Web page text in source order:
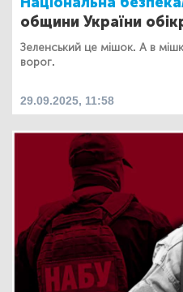
общини України
Зеленський це мішок. А в
ворог.
29.09.2025, 11:58